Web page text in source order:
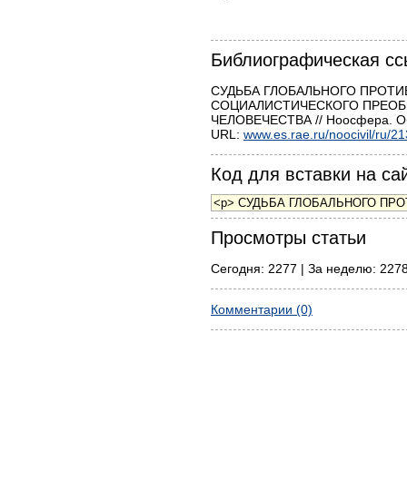
Библиографическая
СУДЬБА ГЛОБАЛЬНОГО
СОЦИАЛИСТИЧЕСКОГО
ЧЕЛОВЕЧЕСТВА // Ноосфера.
URL: www.es.rae.ru/noocivil/ru/
Код для вставки на
Просмотры статьи
Сегодня: 2277 | За неделю:
Комментарии (0)